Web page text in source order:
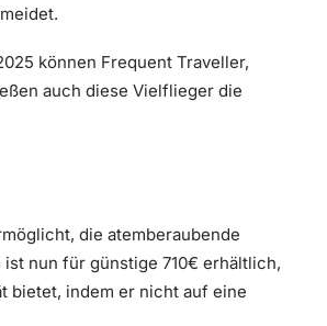
können Frequent Traveller,
auch diese Vielflieger die
die atemberaubende
nun für günstige 710€ erhältlich,
bietet, indem er nicht auf eine